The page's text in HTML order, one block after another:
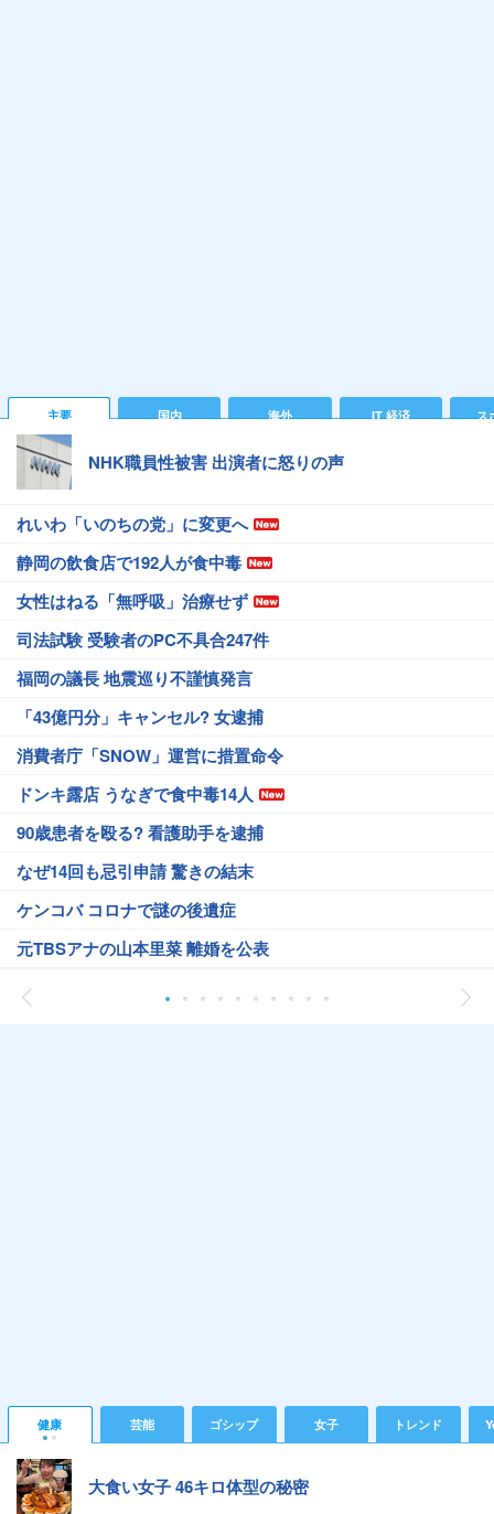
主要 国内 海外 IT 経済 ス
NHK職員性被害 出演者に怒りの声
れいわ「いのちの党」に変更へ
静岡の飲食店で192人が食中毒
女性はねる「無呼吸」治療せず
司法試験 受験者のPC不具合247件
福岡の議長 地震巡り不謹慎発言
「43億円分」キャンセル? 女逮捕
消費者庁「SNOW」運営に措置命令
ドンキ露店 うなぎで食中毒14人
90歳患者を殴る? 看護助手を逮捕
なぜ14回も忌引申請 驚きの結末
ケンコバ コロナで謎の後遺症
元TBSアナの山本里菜 離婚を公表
健康 芸能 ゴシップ 女子 トレンド
大食い女子 46キロ体型の秘密